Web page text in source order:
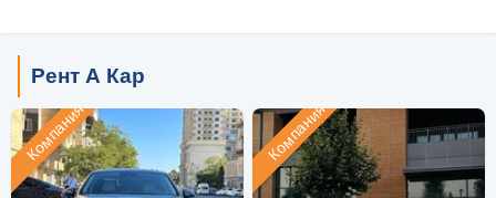
Рент А Кар
Компания Компания